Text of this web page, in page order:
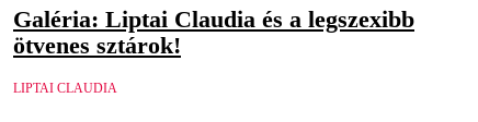
Galéria: Liptai Claudia és a legszexibb
ötvenes sztárok!
LIPTAI CLAUDIA